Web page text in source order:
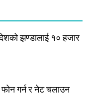
झण्डालाई १० हजार
गर्न र नेट चलाउन